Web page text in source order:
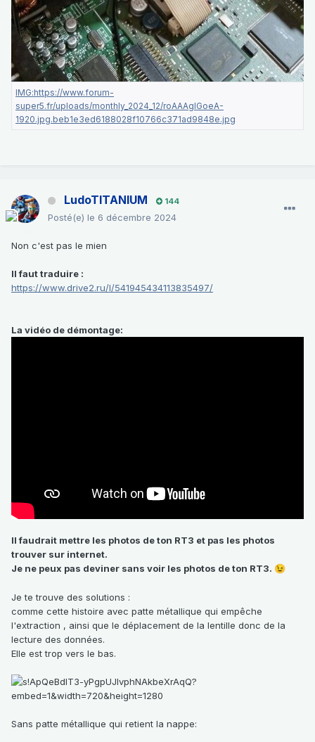
LudoTITANIUM 144
Posté(e) le 6 décembre 2024
Non c'est pas le mien
Il faut traduire :
https://www.drive2.ru/l/541945434113835497/
La vidéo de démontage:
Il faudrait mettre les photos de ton RT3 et pas les photos
trouver sur internet.
Je ne peux pas deviner sans voir les photos de ton RT3. 😉
Je te trouve des solutions :
comme cette histoire avec patte métallique qui empêche
l'extraction , ainsi que le déplacement de la lentille donc de la
lecture des données.
Elle est trop vers le bas.
Sans patte métallique qui retient la nappe: